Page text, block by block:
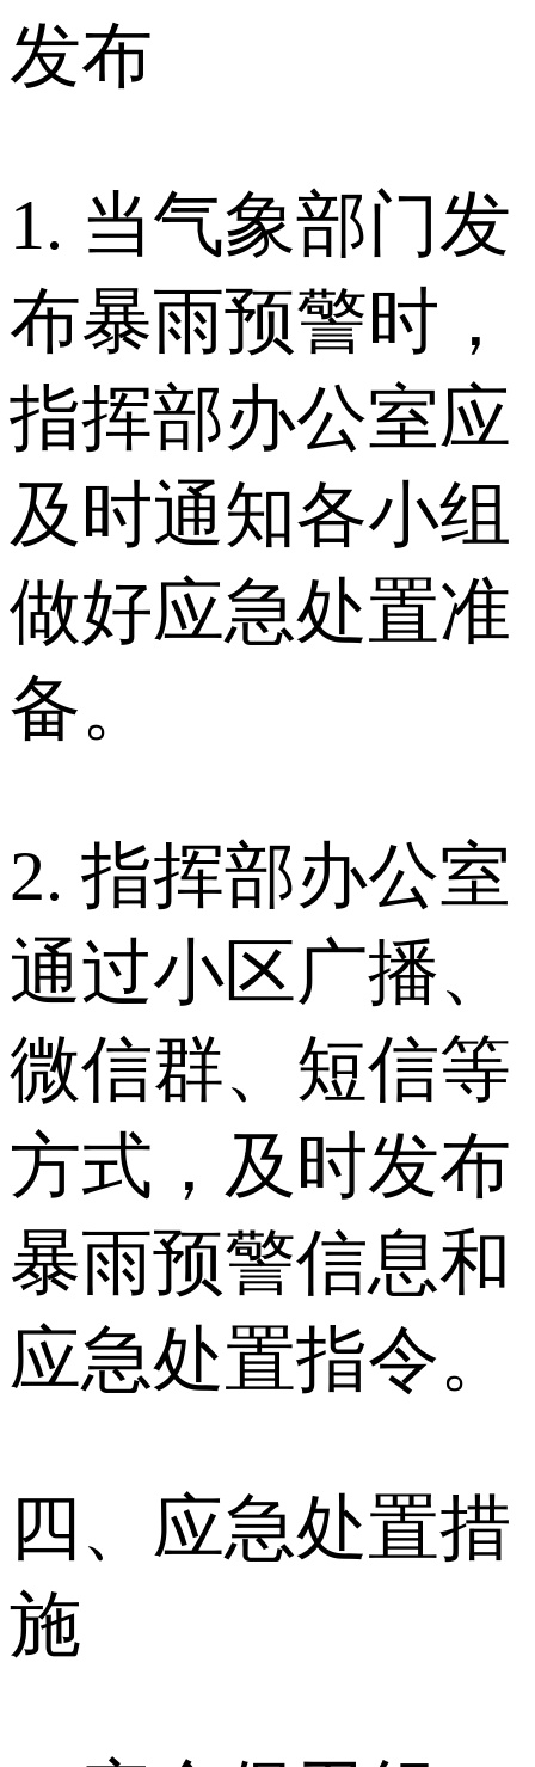
发布
1. 当气象部门发
布暴雨预警时，
指挥部办公室应
及时通知各小组
做好应急处置准
备。
2. 指挥部办公室
通过小区广播、
微信群、短信等
方式，及时发布
暴雨预警信息和
应急处置指令。
四、应急处置措
施